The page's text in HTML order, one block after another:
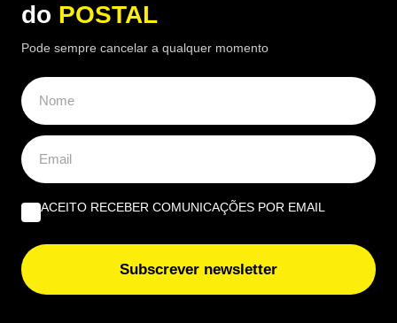
do POSTAL
Pode sempre cancelar a qualquer momento
ACEITO RECEBER COMUNICAÇÕES POR EMAIL
Subscrever newsletter